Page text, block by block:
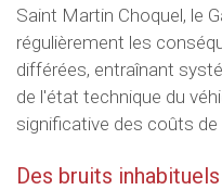
Saint Martin Choquel, le
régulièrement les
différées, entraînant
de l'état technique du
significative des coûts de
Des bruits